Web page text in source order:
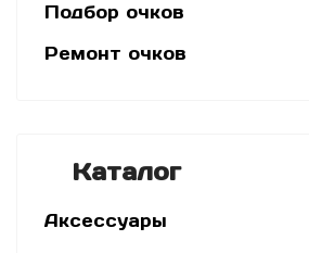
Подбор очков
Ремонт очков
Каталог
Аксессуары